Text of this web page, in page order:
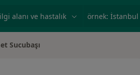
örnek: İstanbul
Sucubaşı